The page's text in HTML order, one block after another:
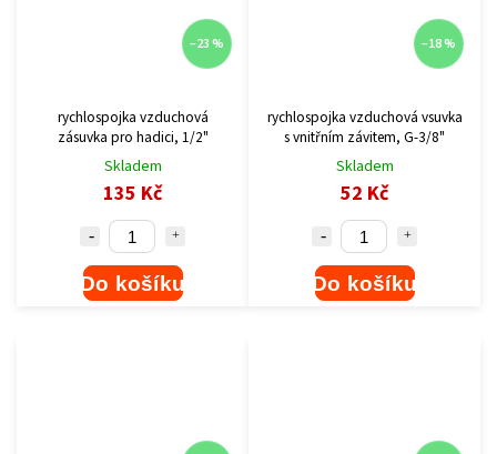
–23 %
rychlospojka vzduchová
zásuvka pro hadici, 1/2"
Skladem
135 Kč
Do košíku
–18 %
rychlospojka vzduchová vsuvka
s vnitřním závitem, G-3/8"
Skladem
52 Kč
Do košíku